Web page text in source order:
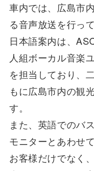
車内では、広島市
る音声放送を行って
日本語案内は、
人組ボーカル音楽
を担当しており、
もに広島市内の観
す。
また、英語でのバ
モニターとあわせ
お客様だけでなく